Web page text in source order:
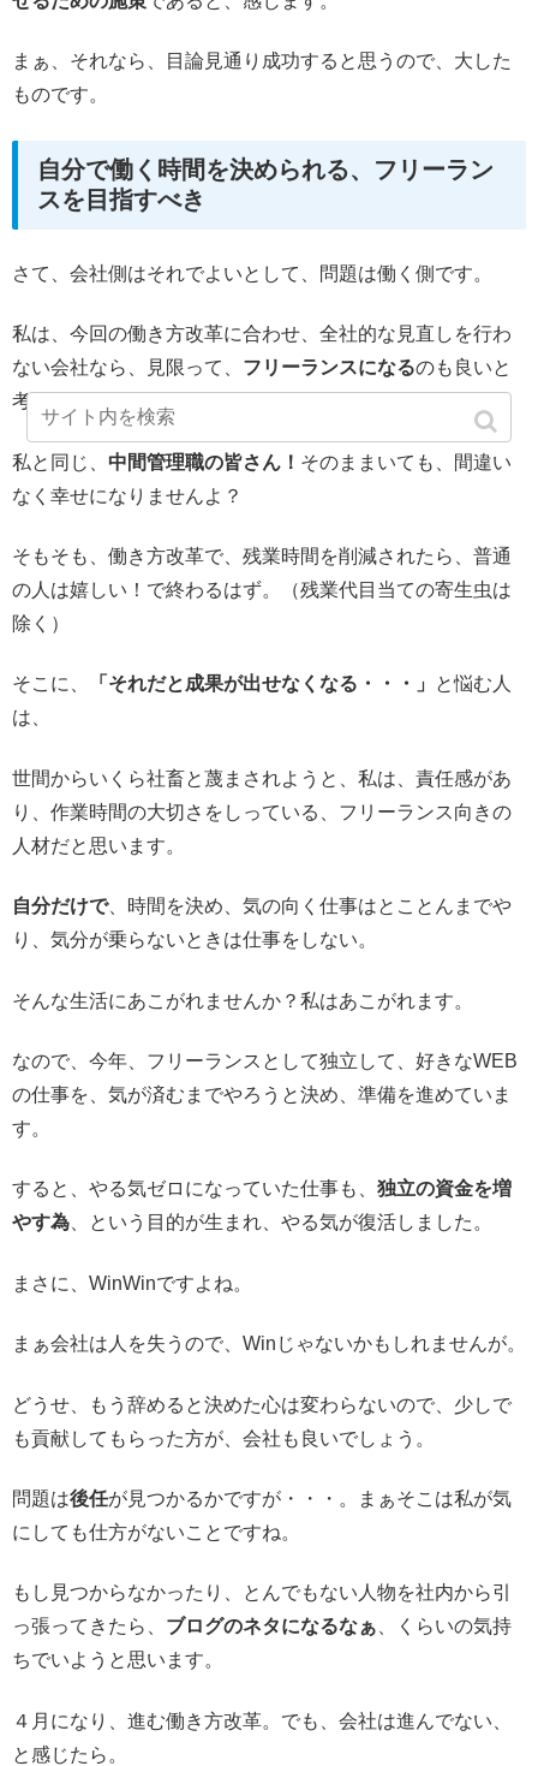
まぁ、それなら、目論見通り成功すると思うので、大した
ものです。
自分で働く時間を決められる、フリーラン
スを目指すべき
さて、会社側はそれでよいとして、問題は働く側です。
私は、今回の働き方改革に合わせ、全社的な見直しを行わ
ない会社なら、見限って、 フリーランスになるのも良いと
考えています。
私と同じ、 中間管理職の皆さん！ そのままいても、間違い
なく幸せになりませんよ？
そもそも、働き方改革で、残業時間を削減されたら、普通
の人は嬉しい！で終わるはず。（残業代目当ての寄生虫は
除く）
そこに、 「それだと成果が出せなくなる・・・」
と悩む人
は、
世間からいくら社畜と蔑まされようと、私は、責任感があ
り、作業時間の大切さをしっている、フリーランス向きの
人材だと思います。
自分だけで、時間を決め、気の向く仕事はとことんまでや
り、気分が乗らないときは仕事をしない。
そんな生活にあこがれませんか？私はあこがれます。
なので、今年、フリーランスとして独立して、好きなWEB
の仕事を、気が済むまでやろうと決め、準備を進めていま
す。
すると、やる気ゼロになっていた仕事も、 独立の資金を増
やす為 、という目的が生まれ、やる気が復活しました。
まさに、WinWinですよね。
まぁ会社は人を失うので、Winじゃないかもしれませんが。
どうせ、もう辞めると決めた心は変わらないので、少しで
も貢献してもらった方が、会社も良いでしょう。
問題は後任が見つかるかですが・・・。まぁそこは私が気
にしても仕方がないことですね。
もし見つからなかったり、とんでもない人物を社内から引
っ張ってきたら、 ブログのネタになるなぁ 、くらいの気持
ちでいようと思います。
４月になり、進む働き方改革。でも、会社は進んでない、
と感じたら。